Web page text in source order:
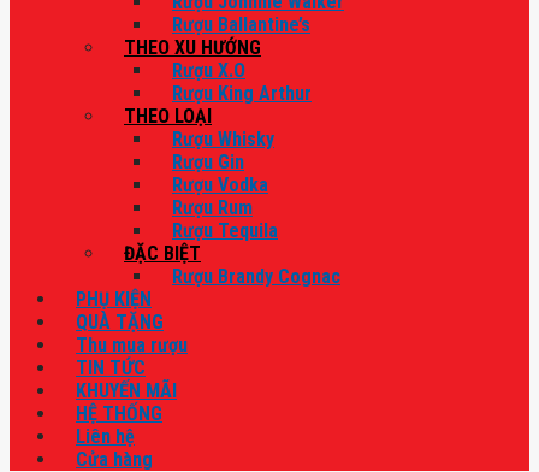
Rượu Ballantine’s
THEO XU HƯỚNG
Rượu X.O
Rượu King Arthur
THEO LOẠI
Rượu Whisky
Rượu Gin
Rượu Vodka
Rượu Rum
Rượu Tequila
ĐẶC BIỆT
Rượu Brandy Cognac
PHỤ KIỆN
QUÀ TẶNG
Thu mua rượu
TIN TỨC
KHUYẾN MÃI
HỆ THỐNG
Liên hệ
Cửa hàng